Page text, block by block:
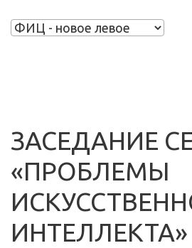
ЗАСЕДАНИЕ
«ПРОБЛЕМЫ
ИНТЕЛЛЕКТА»